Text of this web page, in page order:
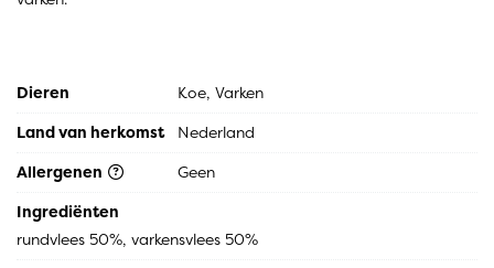
Dieren
Koe, Varken
Land van herkomst
Nederland
Allergenen
Geen
Ingrediënten
rundvlees 50%, varkensvlees 50%